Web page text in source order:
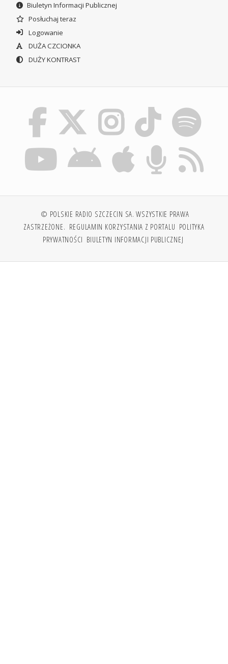
Biuletyn Informacji Publicznej
Posłuchaj teraz
Logowanie
DUŻA CZCIONKA
DUŻY KONTRAST
© POLSKIE RADIO SZCZECIN SA. WSZYSTKIE PRAWA
ZASTRZEŻONE. REGULAMIN KORZYSTANIA Z PORTALU POLITYKA
PRYWATNOŚCI BIULETYN INFORMACJI PUBLICZNEJ